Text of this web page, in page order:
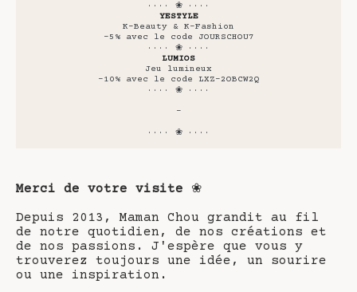
···· ❀ ····
YESTYLE
K-Beauty & K-Fashion
-5% avec le code JOURSCHOU7
···· ❀ ····
LUMIOS
Jeu lumineux
-10% avec le code LXZ-2OBCW2Q
···· ❀ ····
-
···· ❀ ····
Merci de votre visite ❀
Depuis 2013, Maman Chou grandit au fil
de notre quotidien, de nos créations et
de nos passions. J'espère que vous y
trouverez toujours une idée, un sourire
ou une inspiration.